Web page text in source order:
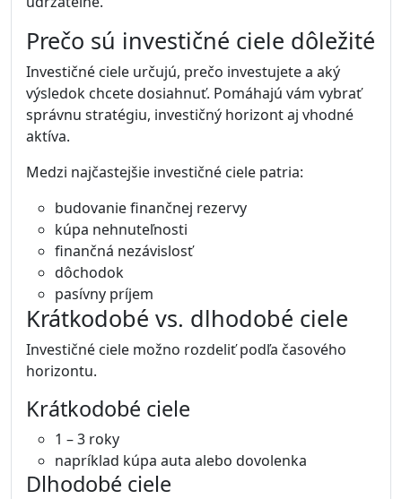
Prečo sú investičné ciele dôležité
Investičné ciele určujú, prečo investujete a aký
výsledok chcete dosiahnuť. Pomáhajú vám vybrať
správnu stratégiu, investičný horizont aj vhodné
aktíva.
Medzi najčastejšie investičné ciele patria:
budovanie finančnej rezervy
kúpa nehnuteľnosti
finančná nezávislosť
dôchodok
pasívny príjem
Krátkodobé vs. dlhodobé ciele
Investičné ciele možno rozdeliť podľa časového
horizontu.
Krátkodobé ciele
1 – 3 roky
napríklad kúpa auta alebo dovolenka
Dlhodobé ciele